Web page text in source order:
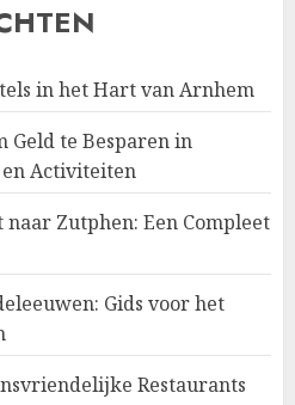
in het Hart van Arnhem
Geld te Besparen in
Activiteiten
Zutphen: Een Compleet
Gids voor het
Restaurants